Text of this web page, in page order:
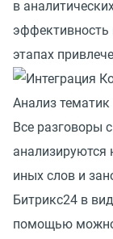
в
эффективность
этапах
Анализ тематик
Все разговоры
анализируются
иных слов и
Битрикс24 в
помощью можно